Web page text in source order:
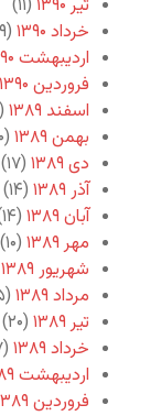
تیر ۱۳۹۰
(۱۱)
خرداد ۱۳۹۰
(۹)
اردیبهشت ۱۳۹۰
فروردین ۱۳۹۰
اسفند ۱۳۸۹
(۱۵)
بهمن ۱۳۸۹
(۲۰)
دی ۱۳۸۹
(۱۷)
آذر ۱۳۸۹
(۱۴)
آبان ۱۳۸۹
(۱۴)
مهر ۱۳۸۹
(۱۰)
شهریور ۱۳۸۹
مرداد ۱۳۸۹
(۱۵)
تیر ۱۳۸۹
(۲۰)
خرداد ۱۳۸۹
(۱۷)
اردیبهشت ۱۳۸۹
فروردین ۱۳۸۹